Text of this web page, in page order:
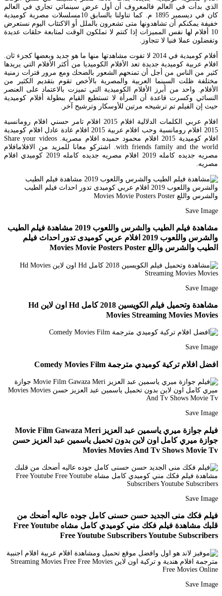
الذي بدأت في العالم فالمعروف أن أول عرض سينمائي تجاري في العالم
كان في ديسمبر 1895 م. كما تناولنا بالسابق 10مسلسلات مصرية كوميدية
خفيفة يمكنكم أن تشاهدونها متى تشعرون بالملل أو الاكتئاب اليوم نستعرض
10 أفلام لها نفس المميزات إذا كنتم لا تملكون الوقت لمتابعة حلقات عديدة
وتفضلون عملا فنيا لا تتجاوز.
أفلام كوميدية في 2014 لا تفوت مشاهدتها منها ما هو جديد وبعضها كجزء ثان.
افلام عربية كوميدية جديدة تعد الأفلام الكوميديا من أكثر الأفلام التي يريدها
كثير من الناس من أجل أن تمنحهم الشعور بالضحك ومع مرور فترات زمنية
مختلفة ظلت السينما العربية والمصرية بالأخص تقوم بتقديم الكثير من
الأفلام. واحد من أبرز الأفلام الكوميدية التي تميزت بالاعتماد على العنصر
النسائي وكسرت قاعدة أن المرأة لا تستطيع القيام ببطولة أفلام كوميدية
حيث إن الفيلم تم ترشيحه مرتين للأوسكار وترشيح آخر.
افلام عربي الكلمات الدلالية افلام 2015 افلام تامر حسني افلام رومانسية
2015 افلام رومانسية وحب افلام عربية 2015 افلام غادة عادل افلام كوميدية
افلام كوميدية 2015 افلام محمود حميده افلام مصرية. Share your videos
with friends family and the world. اشتركو معانا للمزيد من الافلامافلام
مصريه جديده كامله 2019 افلام مصريه جديده كامله 2019 كوميدي افلام
مصريه.
Save Image
مشاهدة فيلم الطيب والشرس واللعوب 2019 مشاهدة فيلم الطيب
والشرس واللعوب 2019 افلام عربي كوميدى تدور احداث فيلم
الطيب والشرس واللع Movies Movie Posters Poster
Save Image
مشاهدة وتحميل فيلم الكويسين 2018 كامل Hd اون لاين Hd
Movies Streaming Movies Movies
Save Image
افضل افلام تركية كوميدي مترجمة Comedy Movies Film
Save Image
فيلم جوازة ميري ياسمين عبد العزيز Movie Film Gawaza Meri
جوازة ميري كامل اون لاين بدون تحميل ياسمين عبد العزيز حسن
Movies Movies And Tv Shows Movie Tv
Save Image
فيلم فكك منى الجديد حسن حسنى كامل جوده عاليه أضحك من
قلبك مشاهدة فيلم فكك مني كوميدي كامل مشاه Free Youtube
Free Youtube Subscribers Youtube Subscribers
Save Image